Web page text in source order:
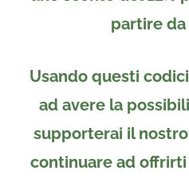
partire da
Usando questi
ad avere la
supporterai il
continuare ad